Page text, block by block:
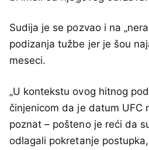
Sudija je se pozvao i na
podizanja tužbe jer je šou
meseci.
„U kontekstu ovog hitnog
činjenicom da je datum UFC
poznat – pošteno je reći da
odlagali pokretanje